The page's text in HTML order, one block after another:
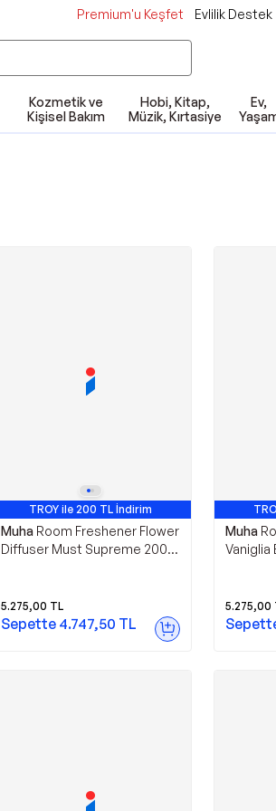
Premium'u Keşfet Evlilik Destek
Kozmetik ve
Kişisel Bakım
Hobi, Kitap,
Müzik, Kırtasiye
Ev,
TROY ile 200 TL İndirim
Muha Room Freshener Flower
Diffuser Must Supreme 200
5.275,00 TL
Sepette 4.747,50 TL
Muha
Vaniglia
5.275,00